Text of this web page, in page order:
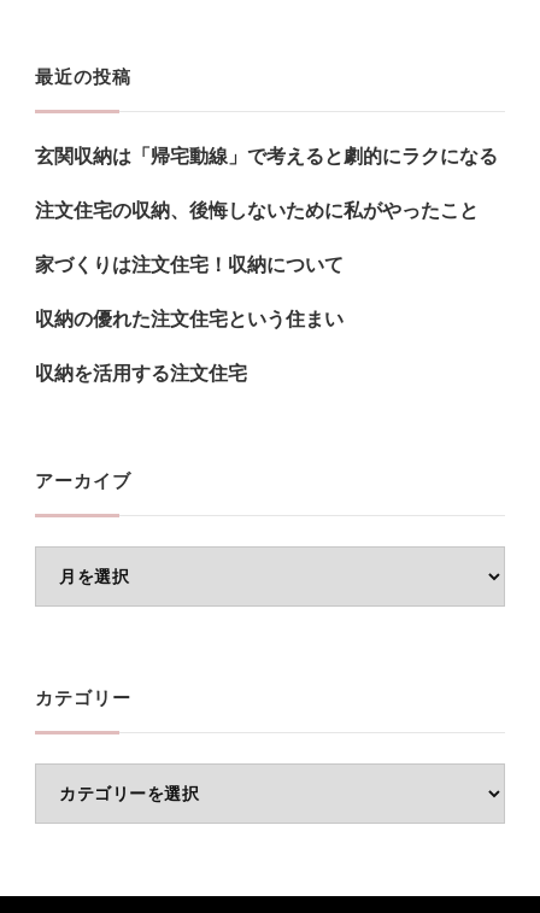
探
で
す
?
最近の投稿
玄関収納は「帰宅動線」で考えると劇的にラクになる
注文住宅の収納、後悔しないために私がやったこと
家づくりは注文住宅！収納について
収納の優れた注文住宅という住まい
収納を活用する注文住宅
アーカイブ
ー
ブ
カテゴリー
テ
リ